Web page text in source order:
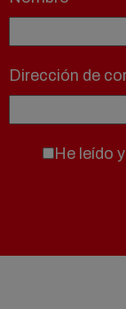
Dirección de
He leído